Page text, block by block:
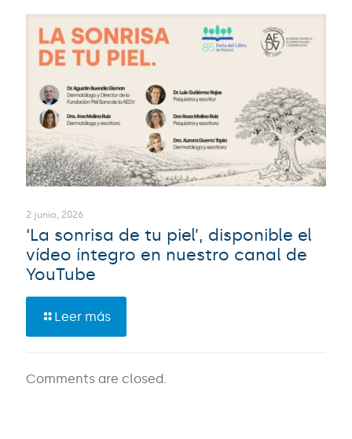
2 junio, 2026
‘La sonrisa de tu piel’, disponible el
vídeo íntegro en nuestro canal de
YouTube
Leer más
Comments are closed.